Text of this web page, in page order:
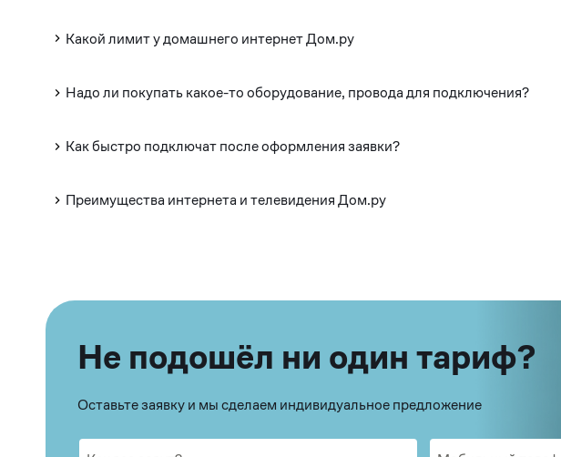
Какой лимит у домашнего интернет Дом.ру
Надо ли покупать какое-то оборудование, провода для подключения?
Как быстро подключат после оформления заявки?
Преимущества интернета и телевидения Дом.ру
Не подошёл ни один тариф?
Оставьте заявку и мы сделаем индивидуальное предложение